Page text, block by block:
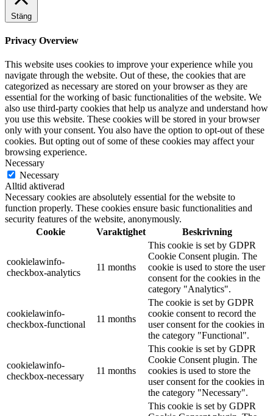
Stäng
Privacy Overview
This website uses cookies to improve your experience while you
navigate through the website. Out of these, the cookies that are
categorized as necessary are stored on your browser as they are
essential for the working of basic functionalities of the website. We
also use third-party cookies that help us analyze and understand how
you use this website. These cookies will be stored in your browser
only with your consent. You also have the option to opt-out of these
cookies. But opting out of some of these cookies may affect your
browsing experience.
Necessary
Necessary
Alltid aktiverad
Necessary cookies are absolutely essential for the website to
function properly. These cookies ensure basic functionalities and
security features of the website, anonymously.
Cookie
Varaktighet Beskrivning
cookielawinfo-
checkbox-analytics
11 months
This cookie is set by GDPR
Cookie Consent plugin. The
cookie is used to store the user
consent for the cookies in the
category "Analytics".
cookielawinfo-
checkbox-functional
11 months
The cookie is set by GDPR
cookie consent to record the
user consent for the cookies in
the category "Functional".
cookielawinfo-
checkbox-necessary
11 months
This cookie is set by GDPR
Cookie Consent plugin. The
cookies is used to store the
user consent for the cookies in
the category "Necessary".
This cookie is set by GDPR